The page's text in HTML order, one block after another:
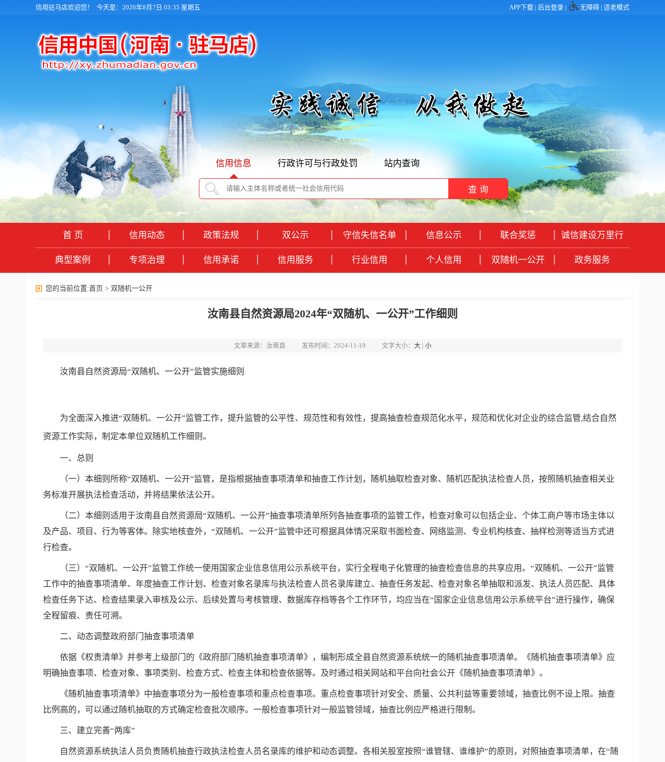
信用驻马店欢迎您！ 今天是：2026年8月7日 03:36 星期五 APP下载 | 后台登录 | 无障碍 | 适老模式
信用信息 行政许可与行政处罚 站内查询
首 页 信用动态 政策法规 双公示 守信失信名单 信息公示 联合奖惩 诚信建设万里行
典型案例 专项治理 信用承诺 信用服务 行业信用 个人信用 双随机一公开 政务服务
您的当前位置:首页 > 双随机一公开
汝南县自然资源局2024年“双随机、一公开”工作细则
文章来源：汝南县 发布时间：2024-11-19 文字大小： 大| 小
汝南县自然资源局“双随机、一公开”监管实施细则
为全面深入推进“双随机、一公开”监管工作，提升监管的公平性、规范性和有效性，提高抽查检查规范化水平，规范和优化对企业的综合监管,结合自然
资源工作实际，制定本单位双随机工作细则。
一、总则
（一）本细则所称“双随机、一公开”监管，是指根据抽查事项清单和抽查工作计划，随机抽取检查对象、随机匹配执法检查人员，按照随机抽查相关业
务标准开展执法检查活动，并将结果依法公开。
（二）本细则适用于汝南县自然资源局“双随机、一公开”抽查事项清单所列各抽查事项的监管工作，检查对象可以包括企业、个体工商户等市场主体以
及产品、项目、行为等客体。除实地核查外，“双随机、一公开”监管中还可根据具体情况采取书面检查、网络监测、专业机构核查、抽样检测等适当方式进
行检查。
（三）“双随机、一公开”监管工作统一使用国家企业信息信用公示系统平台，实行全程电子化管理的抽查检查信息的共享应用。“双随机、一公开”监管
工作中的抽查事项清单、年度抽查工作计划、检查对象名录库与执法检查人员名录库建立、抽查任务发起、检查对象名单抽取和派发、执法人员匹配、具体
检查任务下达、检查结果录入审核及公示、后续处置与考核管理、数据库存档等各个工作环节，均应当在“国家企业信息信用公示系统平台”进行操作，确保
全程留痕、责任可溯。
二、动态调整政府部门抽查事项清单
依据《权责清单》并参考上级部门的《政府部门随机抽查事项清单》，编制形成全县自然资源系统统一的随机抽查事项清单。《随机抽查事项清单》应
明确抽查事项、检查对象、事项类别、检查方式、检查主体和检查依据等。及时通过相关网站和平台向社会公开《随机抽查事项清单》。
《随机抽查事项清单》中抽查事项分为一般检查事项和重点检查事项。重点检查事项针对安全、质量、公共利益等重要领域，抽查比例不设上限。抽查
比例高的，可以通过随机抽取的方式确定检查批次顺序。一般检查事项针对一般监管领域，抽查比例应严格进行限制。
三、建立完善“两库”
自然资源系统执法人员负责随机抽查行政执法检查人员名录库的维护和动态调整。各相关股室按照“谁管辖、谁维护”的原则，对照抽查事项清单，在“随